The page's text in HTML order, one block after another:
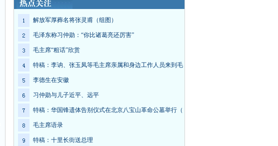
解放军厚葬名将张灵甫（组图）
毛泽东称习仲勋：“你比诸葛亮还厉害”
毛主席“粗话”欣赏
特稿：李讷、张玉凤等毛主席亲属和身边工作人员来到毛
李德生在安徽
习仲勋与儿子近平、远平
特稿：华国锋遗体告别仪式在北京八宝山革命公墓举行（
毛主席语录
特稿：十里长街送总理